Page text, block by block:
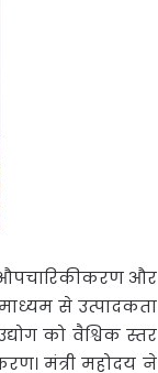
औपचारिकीकरण और
से उत्पादकता
को वैश्विक स्तर
मंत्री महोदय ने